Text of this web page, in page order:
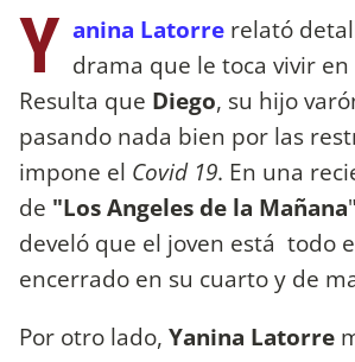
Y anina Latorre relató
drama que le toca vivir
Resulta que Diego, su hijo
pasando nada bien por las
impone el Covid 19. En una
de "Los Angeles de la Mañana
develó que el joven está todo
encerrado en su cuarto y de
Por otro lado, Yanina Latorre